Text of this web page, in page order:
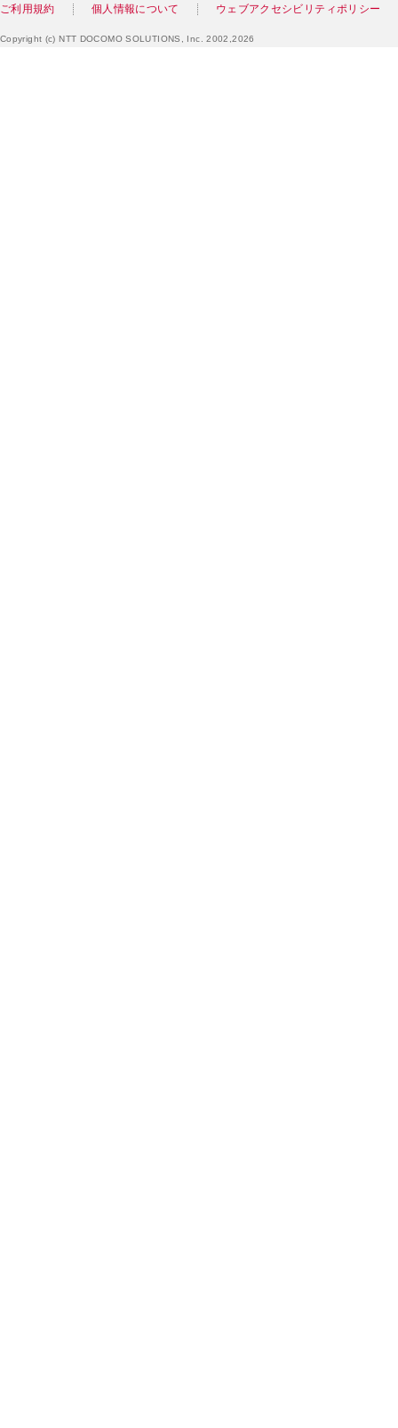
ご利用規約 個人情報について ウェブアクセシビリティポリシー
Copyright (c) NTT DOCOMO SOLUTIONS, Inc. 2002,2026